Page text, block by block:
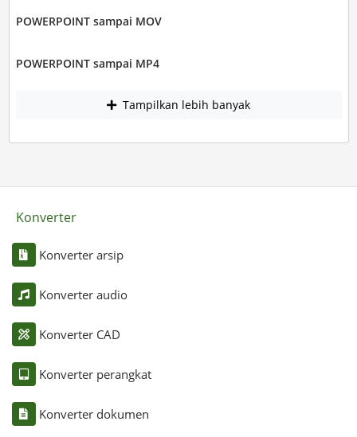
POWERPOINT sampai MOV
POWERPOINT sampai MP4
Tampilkan lebih banyak
Konverter
Konverter arsip
Konverter audio
Konverter CAD
Konverter perangkat
Konverter dokumen